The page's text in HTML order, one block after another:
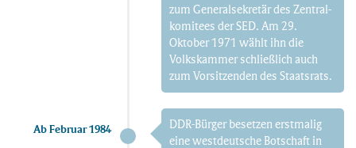
zum General­sekretär des Zentral­
komitees der SED. Am 29.
Oktober 1971 wählt ihn die
Volks­kammer schließlich auch
zum Vorsitzenden des Staats­rats.
DDR-Bürger besetzen erstmalig
eine west­deutsche Botschaft in
Ab Februar 1984